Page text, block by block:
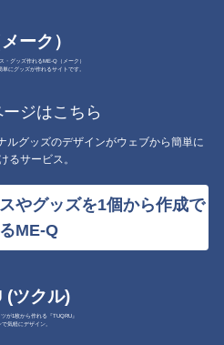
ーク）
・グッズ作れるME-Q（メーク）
にグッズが作れるサイトです。
ジはこちら
グッズのデザインがウェブから簡単に
るサービス。
やグッズを1個から作成で
ME-Q
(ツクル)
が1枚から作れる『TUQRU』
気軽にデザイン。